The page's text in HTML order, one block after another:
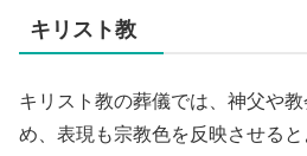
キリスト教
キリスト教の葬儀では、神父や
め、表現も宗教色を反映させると